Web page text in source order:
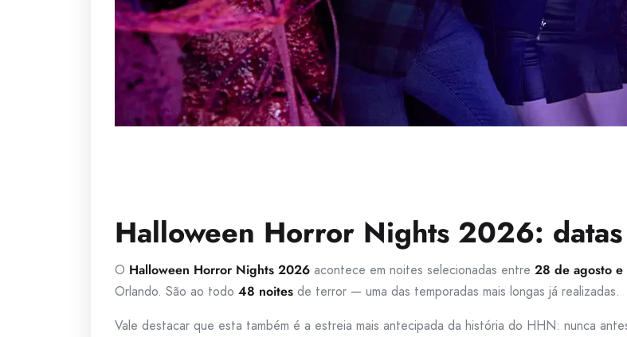
Halloween Horror Nights 2026:
O Halloween Horror Nights 2026 acontece em noites selecionadas entre 28 de agosto
Orlando. São ao todo 48 noites de terror — uma das temporadas mais longas já realizadas.
Vale destacar que esta também é a estreia mais antecipada da história do HHN: nunca